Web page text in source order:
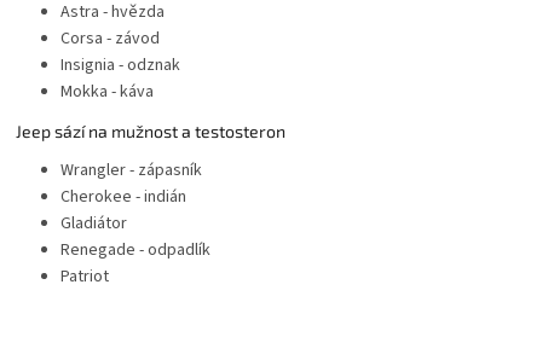
Astra - hvězda
Corsa - závod
Insignia - odznak
Mokka - káva
Jeep sází na mužnost a testosteron
Wrangler - zápasník
Cherokee - indián
Gladiátor
Renegade - odpadlík
Patriot